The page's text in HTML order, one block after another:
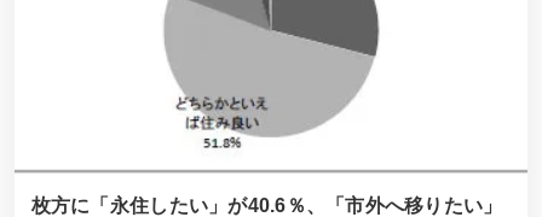
枚方に「永住したい」が40.6％、「市外へ移りたい」